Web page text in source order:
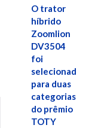
O trator
híbrido
Zoomlion
DV3504
foi
selecionado
para duas
categorias
do prêmio
TOTY